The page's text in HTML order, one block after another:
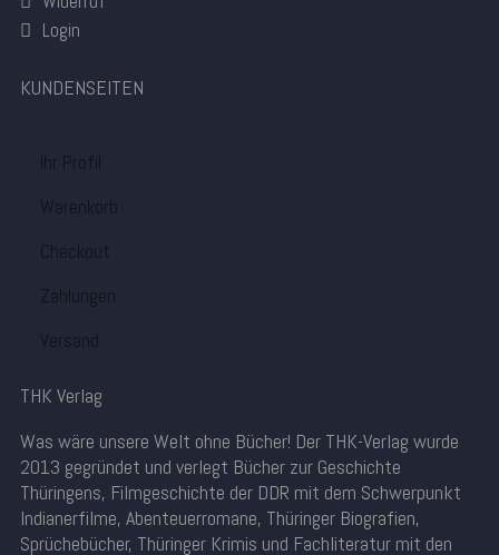
Login
KUNDENSEITEN
Ihr Profil
Warenkorb
Checkout
Zahlungen
Versand
THK Verlag
Was wäre unsere Welt ohne Bücher! Der THK-Verlag wurde
2013 gegründet und verlegt Bücher zur Geschichte
Thüringens, Filmgeschichte der DDR mit dem Schwerpunkt
Indianerfilme, Abenteuerromane, Thüringer Biografien,
Sprüchebücher, Thüringer Krimis und Fachliteratur mit den